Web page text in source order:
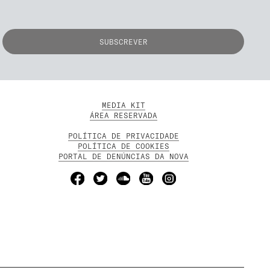
MEDIA KIT
ÁREA RESERVADA
POLÍTICA DE PRIVACIDADE
POLÍTICA DE COOKIES
PORTAL DE DENÚNCIAS DA NOVA